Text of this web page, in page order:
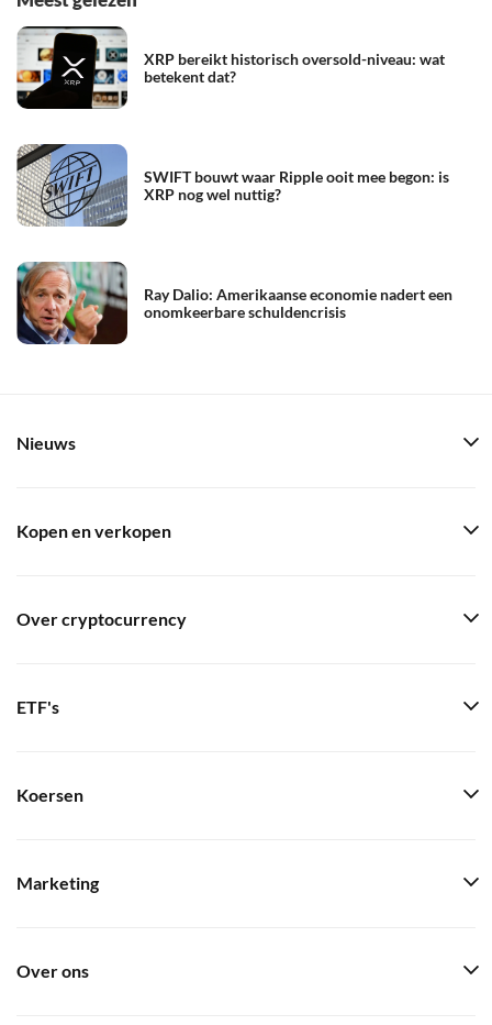
XRP bereikt historisch oversold-niveau: wat
betekent dat?
SWIFT bouwt waar Ripple ooit mee begon: is
XRP nog wel nuttig?
Ray Dalio: Amerikaanse economie nadert een
onomkeerbare schuldencrisis
Nieuws
Kopen en verkopen
Over cryptocurrency
ETF's
Koersen
Marketing
Over ons